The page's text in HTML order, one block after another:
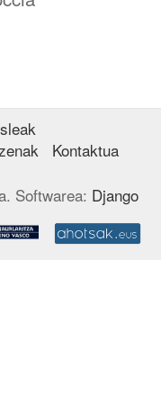
Kontaktua
Softwarea: Django